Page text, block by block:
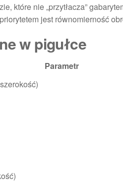
które nie „przytłacza”
jest równomierność
w pigułce
Parametr